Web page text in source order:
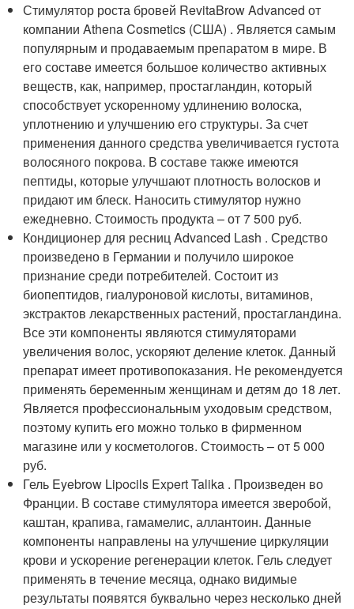
Стимулятор роста бровей RevitaBrow Advanced от
компании Athena Cosmetics (США) . Является самым
популярным и продаваемым препаратом в мире. В
его составе имеется большое количество активных
веществ, как, например, простагландин, который
способствует ускоренному удлинению волоска,
уплотнению и улучшению его структуры. За счет
применения данного средства увеличивается густота
волосяного покрова. В составе также имеются
пептиды, которые улучшают плотность волосков и
придают им блеск. Наносить стимулятор нужно
ежедневно. Стоимость продукта – от 7 500 руб.
Кондиционер для ресниц Advanced Lash . Средство
произведено в Германии и получило широкое
признание среди потребителей. Состоит из
биопептидов, гиалуроновой кислоты, витаминов,
экстрактов лекарственных растений, простагландина.
Все эти компоненты являются стимуляторами
увеличения волос, ускоряют деление клеток. Данный
препарат имеет противопоказания. Не рекомендуется
применять беременным женщинам и детям до 18 лет.
Является профессиональным уходовым средством,
поэтому купить его можно только в фирменном
магазине или у косметологов. Стоимость – от 5 000
руб.
Гель Eyebrow Lipocils Expert Talika . Произведен во
Франции. В составе стимулятора имеется зверобой,
каштан, крапива, гамамелис, аллантоин. Данные
компоненты направлены на улучшение циркуляции
крови и ускорение регенерации клеток. Гель следует
применять в течение месяца, однако видимые
результаты появятся буквально через несколько дней